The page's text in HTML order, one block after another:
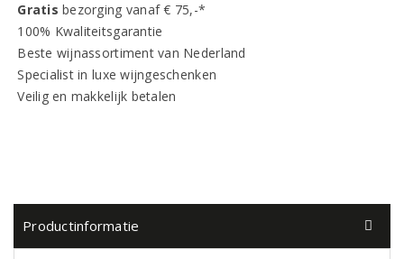
Gratisbezorging vanaf € 75,-*
100% Kwaliteitsgarantie
Beste wijnassortiment van Nederland
Specialist in luxe wijngeschenken
Veilig en makkelijk betalen
Productinformatie